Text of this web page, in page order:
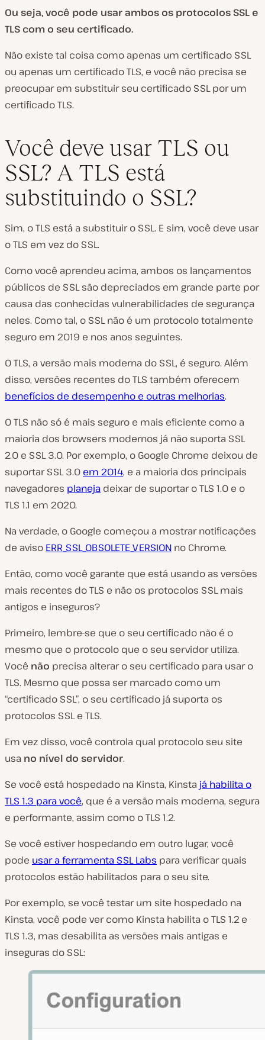
Ou seja, você pode usar ambos os protocolos SSL e
TLS com o seu certificado.
Não existe tal coisa como apenas um certificado SSL
ou apenas um certificado TLS, e você não precisa se
preocupar em substituir seu certificado SSL por um
certificado TLS.
Você deve usar TLS ou
SSL? A TLS está
substituindo o SSL?
Sim, o TLS está a substituir o SSL. E sim, você deve usar
o TLS em vez do SSL.
Como você aprendeu acima, ambos os lançamentos
públicos de SSL são depreciados em grande parte por
causa das conhecidas vulnerabilidades de segurança
neles. Como tal, o SSL não é um protocolo totalmente
seguro em 2019 e nos anos seguintes.
O TLS, a versão mais moderna do SSL, é seguro. Além
disso, versões recentes do TLS também oferecem
benefícios de desempenho e outras melhorias.
O TLS não só é mais seguro e mais eficiente como a
maioria dos browsers modernos já não suporta SSL
2.0 e SSL 3.0. Por exemplo, o Google Chrome deixou de
suportar SSL 3.0 em 2014, e a maioria dos principais
navegadores planeja deixar de suportar o TLS 1.0 e o
TLS 1.1 em 2020.
Na verdade, o Google começou a mostrar notificações
de aviso ERR_SSL_OBSOLETE_VERSION no Chrome.
Então, como você garante que está usando as versões
mais recentes do TLS e não os protocolos SSL mais
antigos e inseguros?
Primeiro, lembre-se que o seu certificado não é o
mesmo que o protocolo que o seu servidor utiliza.
Você não precisa alterar o seu certificado para usar o
TLS. Mesmo que possa ser marcado como um
“certificado SSL”, o seu certificado já suporta os
protocolos SSL e TLS.
Em vez disso, você controla qual protocolo seu site
usa no nível do servidor.
Se você está hospedado na Kinsta, Kinsta já habilita o
TLS 1.3 para você, que é a versão mais moderna, segura
e performante, assim como o TLS 1.2.
Se você estiver hospedando em outro lugar, você
pode usar a ferramenta SSL Labs para verificar quais
protocolos estão habilitados para o seu site.
Por exemplo, se você testar um site hospedado na
Kinsta, você pode ver como Kinsta habilita o TLS 1.2 e
TLS 1.3, mas desabilita as versões mais antigas e
inseguras do SSL: